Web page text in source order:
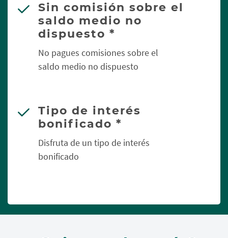
Sin comisión sobre el
saldo medio no
dispuesto *
No pagues comisiones sobre el
saldo medio no dispuesto
Tipo de interés
bonificado *
Disfruta de un tipo de interés
bonificado